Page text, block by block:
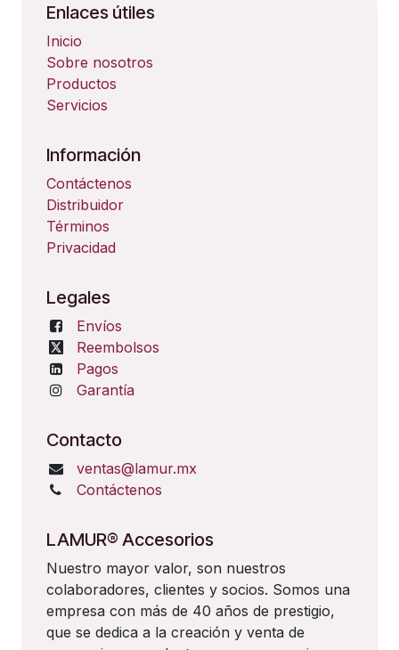
Enlaces útiles
Inicio
Sobre nosotros
Productos
Servicios
Información
Contáctenos
Distribuidor
Términos
Privacidad
Legales
Envíos
Reembolsos
Pagos
Garantía
Contacto
ventas@lamur.mx
Contáctenos
LAMUR® Accesorios
Nuestro mayor valor, son nuestros
colaboradores, clientes y socios. Somos una
empresa con más de 40 años de prestigio,
que se dedica a la creación y venta de